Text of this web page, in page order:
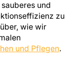
und
zu
wie wir
und Pflegen.